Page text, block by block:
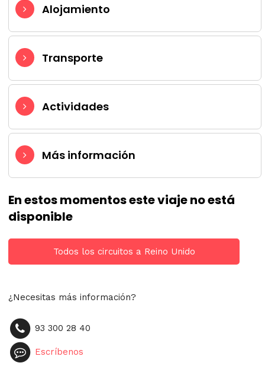
Alojamiento
Transporte
Actividades
Más información
En estos momentos este viaje no está
disponible
Todos los circuitos a Reino Unido
¿Necesitas más información?
93 300 28 40
Escríbenos